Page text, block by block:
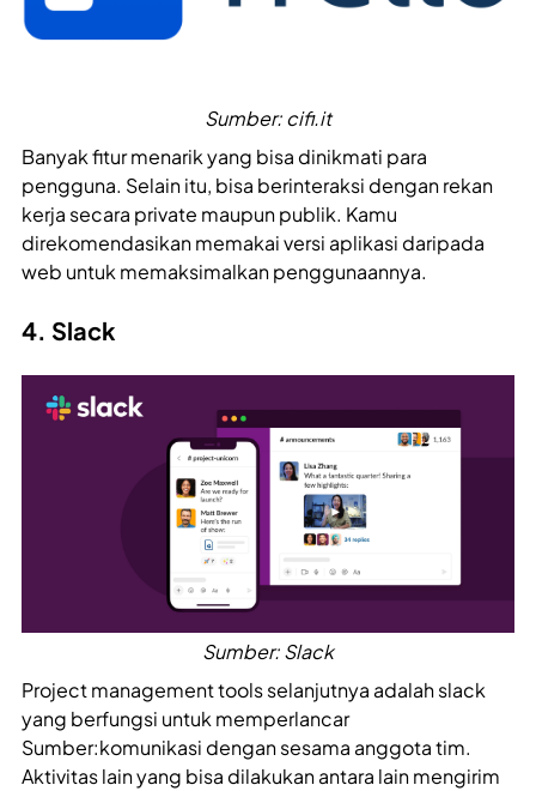
Sumber: cifi.it
Banyak fitur menarik yang bisa dinikmati para
pengguna. Selain itu, bisa berinteraksi dengan rekan
kerja secara private maupun publik. Kamu
direkomendasikan memakai versi aplikasi daripada
web untuk memaksimalkan penggunaannya.
4. Slack
Sumber: Slack
Project management tools selanjutnya adalah slack
yang berfungsi untuk memperlancar
Sumber:komunikasi dengan sesama anggota tim.
Aktivitas lain yang bisa dilakukan antara lain mengirim